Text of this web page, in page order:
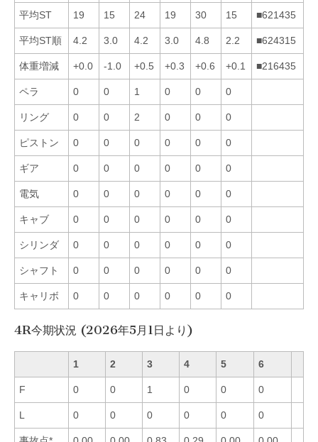
平均ST 19 15 24 19 30 15 ■621435
平均ST順 4.2 3.0 4.2 3.0 4.8 2.2 ■624315
体重増減 +0.0 -1.0 +0.5 +0.3 +0.6 +0.1 ■216435
ペラ 0 0 1 0 0 0
リング 0 0 2 0 0 0
ピストン 0 0 0 0 0 0
ギア 0 0 0 0 0 0
電気 0 0 0 0 0 0
キャブ 0 0 0 0 0 0
シリンダ 0 0 0 0 0 0
シャフト 0 0 0 0 0 0
キャリボ 0 0 0 0 0 0
4R今期状況 (2026年5月1日より)
1 2 3 4 5 6
F 0 0 1 0 0 0
L 0 0 0 0 0 0